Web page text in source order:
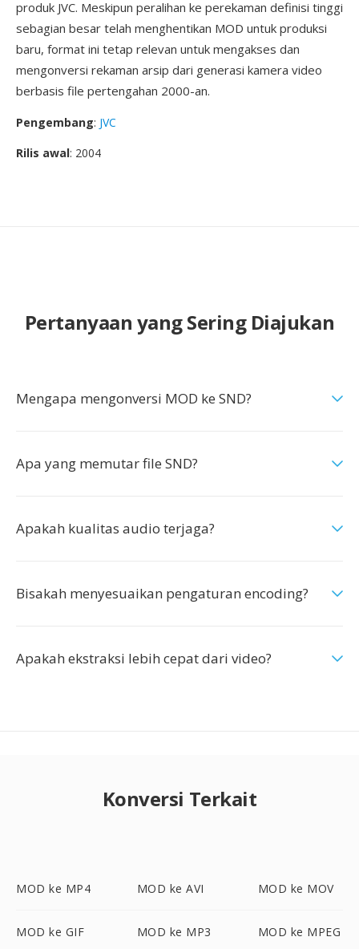
produk JVC. Meskipun peralihan ke perekaman definisi tinggi
sebagian besar telah menghentikan MOD untuk produksi
baru, format ini tetap relevan untuk mengakses dan
mengonversi rekaman arsip dari generasi kamera video
berbasis file pertengahan 2000-an.
Pengembang: JVC
Rilis awal: 2004
Pertanyaan yang Sering Diajukan
Mengapa mengonversi MOD ke SND?
Apa yang memutar file SND?
Apakah kualitas audio terjaga?
Bisakah menyesuaikan pengaturan encoding?
Apakah ekstraksi lebih cepat dari video?
Konversi Terkait
MOD ke MP4 MOD ke AVI MOD ke MOV
MOD ke GIF MOD ke MP3 MOD ke MPEG